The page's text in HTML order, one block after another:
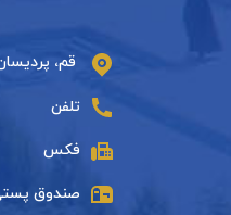
قم،
تلفن
فکس
صندوق